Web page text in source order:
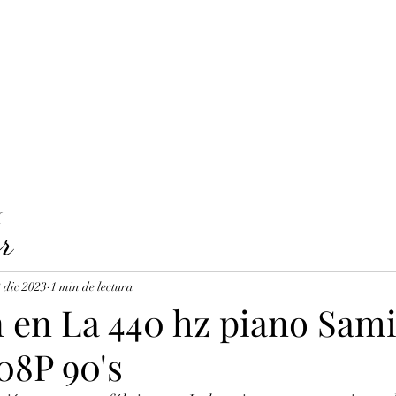
La 440 hz piano
90's
dic 2023 1 min de lectura